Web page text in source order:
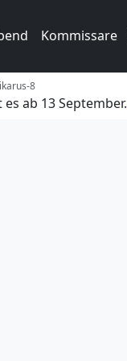
Kommissare
8
ab 13 September.